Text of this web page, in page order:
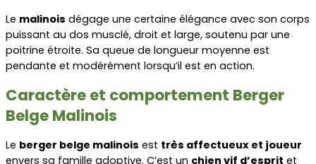
Le malinois dégage une certaine élégance avec son corps
puissant au dos musclé, droit et large, soutenu par une
poitrine étroite. Sa queue de longueur moyenne est
pendante et modérément lorsqu’il est en action.
Caractère et comportement Berger
Belge Malinois
Le berger belge malinois est très affectueux et joueur
envers sa famille adoptive. C’est un chien vif d’esprit